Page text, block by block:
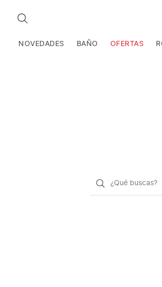
BUSCAR
NOVEDADES BAÑO OFERTAS
¿Qué